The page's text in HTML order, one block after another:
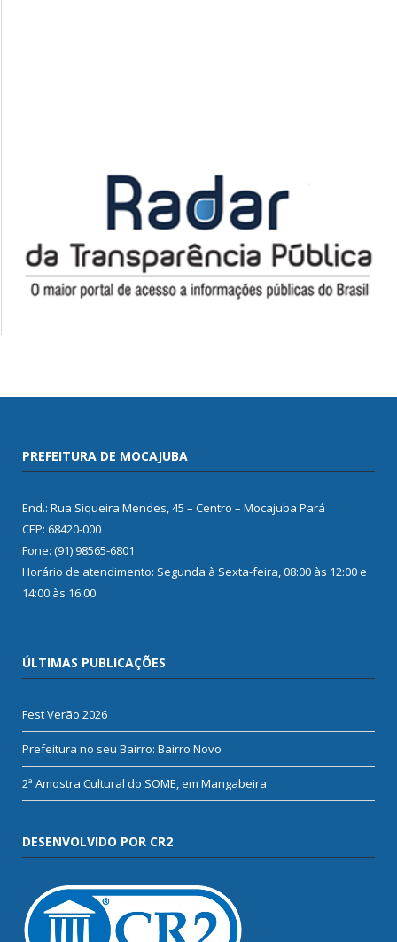
PREFEITURA DE MOCAJUBA
End.: Rua Siqueira Mendes, 45 – Centro – Mocajuba Pará
CEP: 68420-000
Fone: (91) 98565-6801
Horário de atendimento: Segunda à Sexta-feira, 08:00 às 12:00 e
14:00 às 16:00
ÚLTIMAS PUBLICAÇÕES
Fest Verão 2026
Prefeitura no seu Bairro: Bairro Novo
2ª Amostra Cultural do SOME, em Mangabeira
DESENVOLVIDO POR CR2